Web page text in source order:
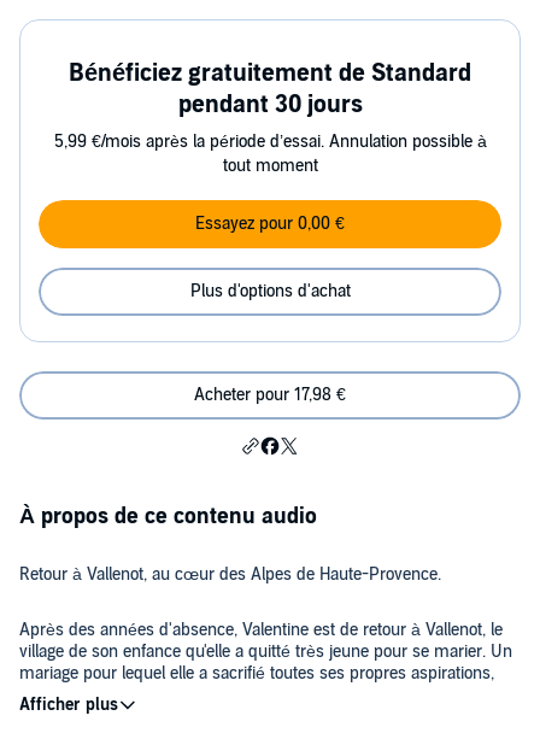
Bénéficiez gratuitement de Standard
pendant 30 jours
5,99 €/mois après la période d’essai. Annulation possible à
tout moment
Essayez pour 0,00 €
Plus d'options d'achat
Acheter pour 17,98 €
À propos de ce contenu audio
Retour à Vallenot, au cœur des Alpes de Haute-Provence.
Après des années d'absence, Valentine est de retour à Vallenot, le
village de son enfance qu'elle a quitté très jeune pour se marier. Un
mariage pour lequel elle a sacrifié toutes ses propres aspirations,
obnubilée par l'idée de construire une "famille", loin du schéma
familial, de sa mère et sa grand-mère qui ont élevés leurs enfants